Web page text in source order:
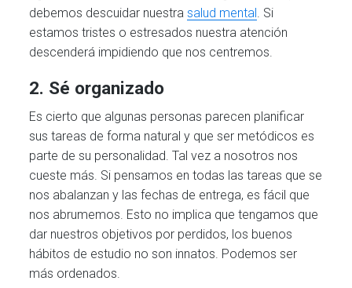
debemos descuidar nuestrasalud mental . Si
estamos tristes o estresados nuestra atención
descenderá impidiendo que nos centremos.
2. Sé organizado
Es cierto que algunas personas parecen planificar
sus tareas de forma natural y que ser metódicos es
parte de su personalidad. Tal vez a nosotros nos
cueste más. Si pensamos en todas las tareas que se
nos abalanzan y las fechas de entrega, es fácil que
nos abrumemos. Esto no implica que tengamos que
dar nuestros objetivos por perdidos, los buenos
hábitos de estudio no son innatos. Podemos ser
más ordenados.